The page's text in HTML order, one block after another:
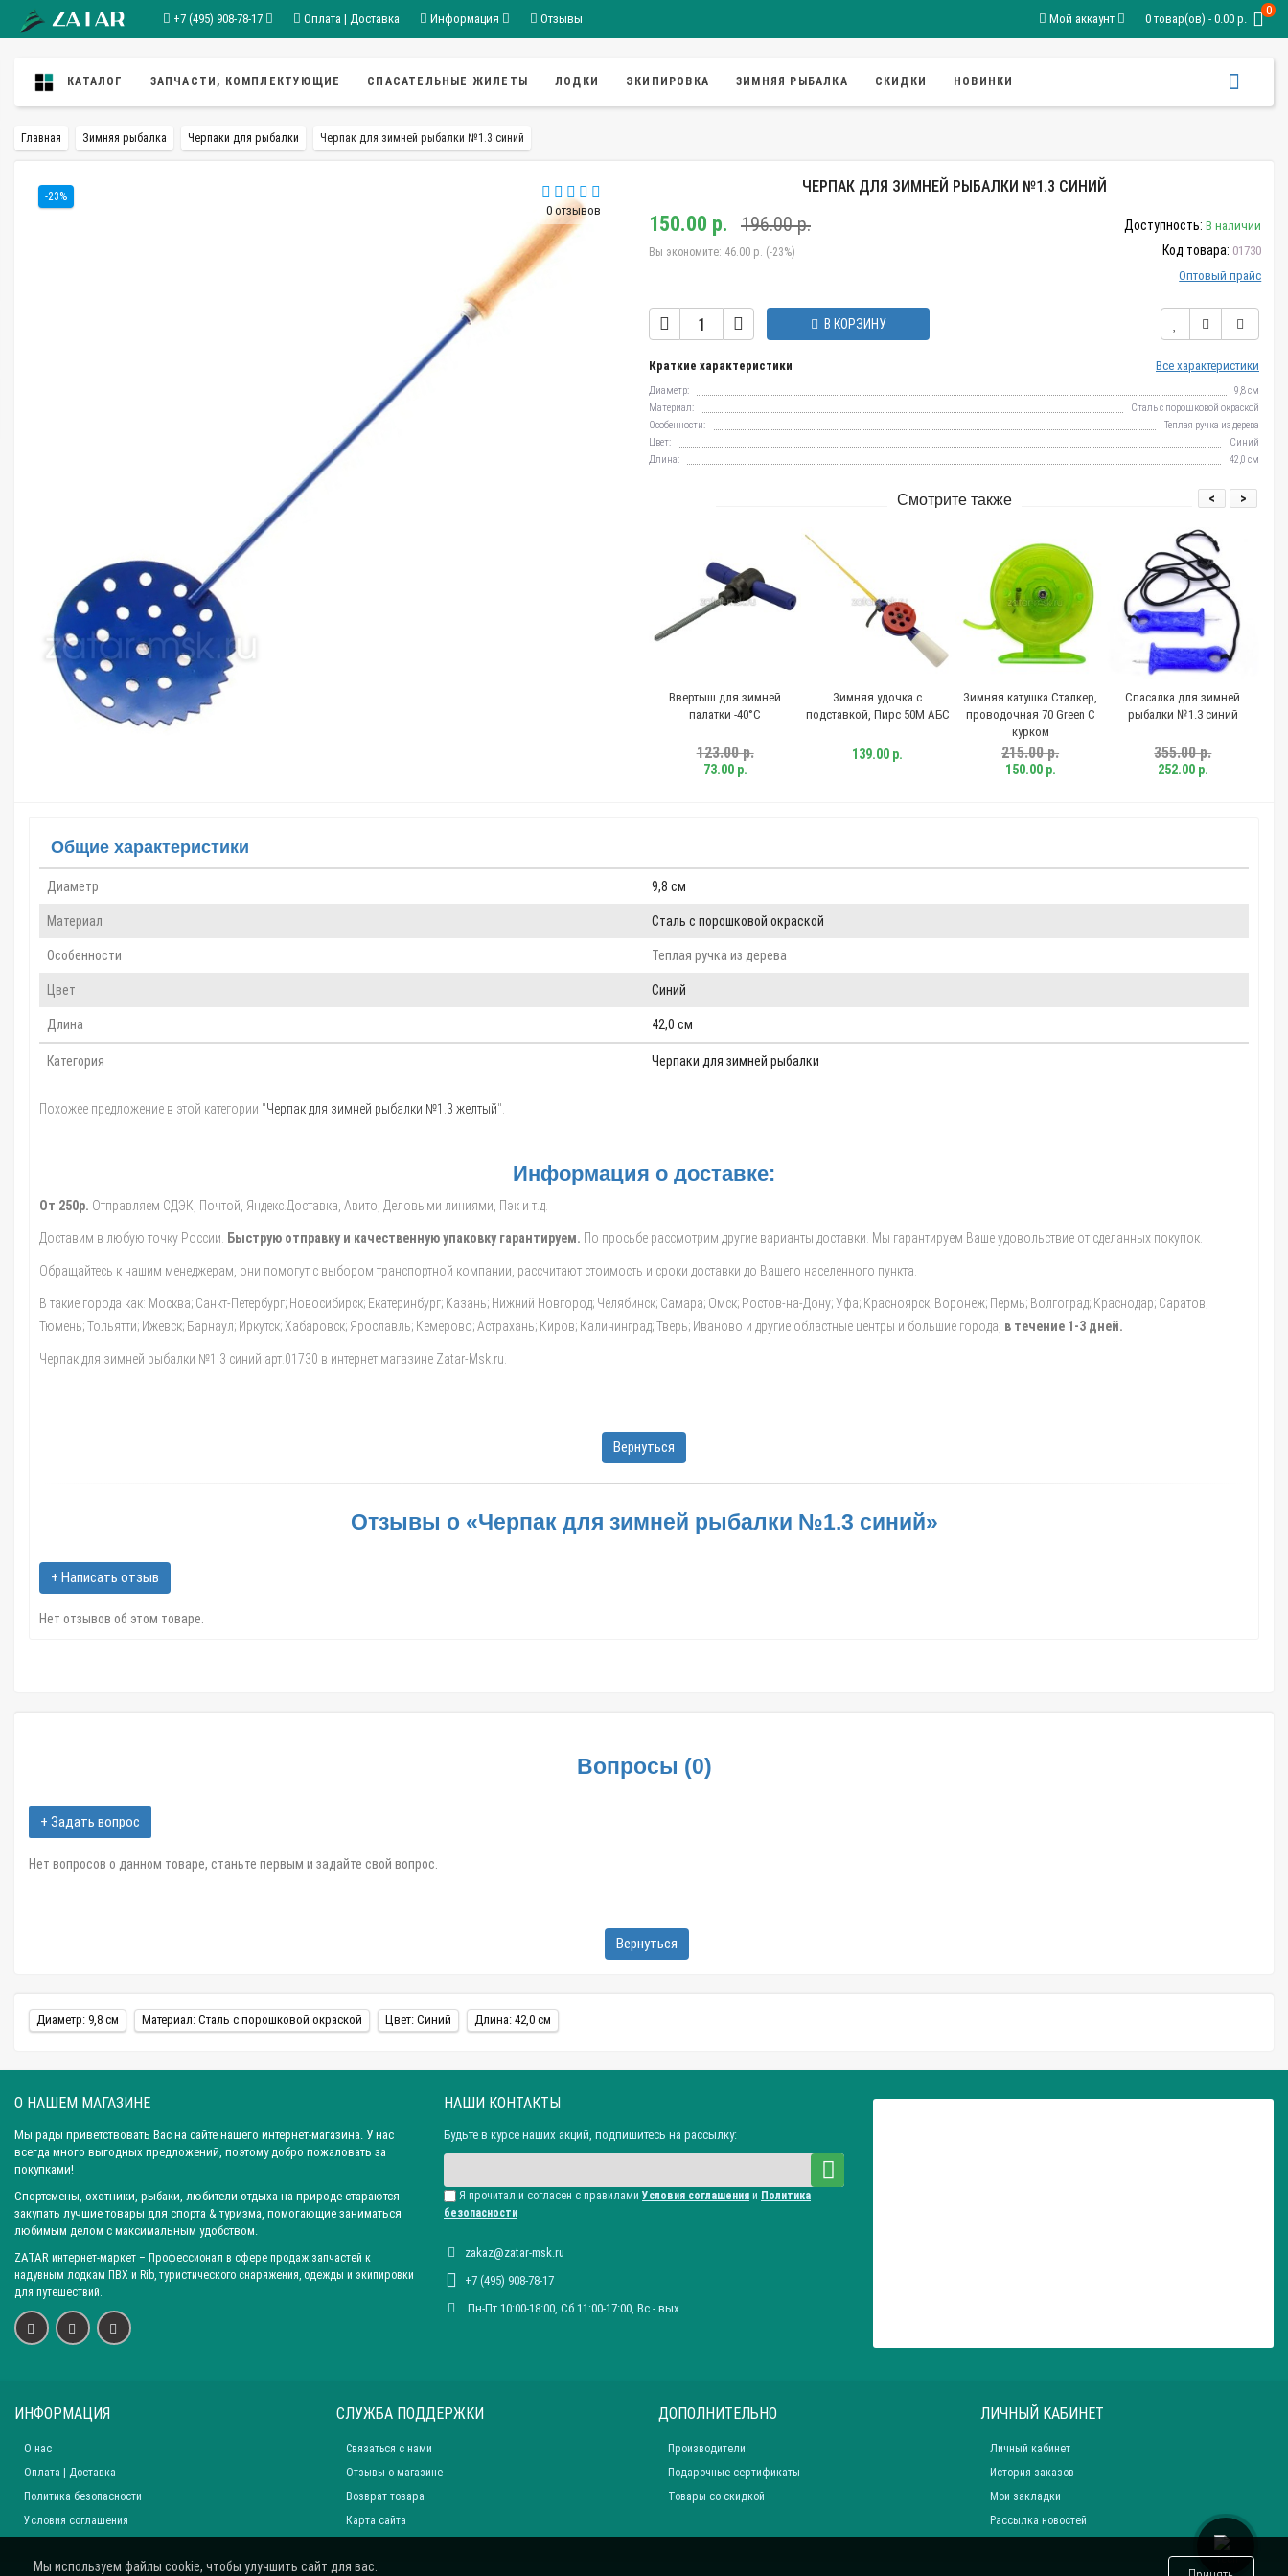
+7 (495) 908-78-17 Оплата | Доставка Информация Отзывы Мой аккаунт 0 товар(ов) - 0.00 р.
0
КАТАЛОГ ЗАПЧАСТИ, КОМПЛЕКТУЮЩИЕ СПАСАТЕЛЬНЫЕ ЖИЛЕТЫ ЛОДКИ ЭКИПИРОВКА ЗИМНЯЯ РЫБАЛКА СКИДКИ НОВИНКИ
Главная Зимняя рыбалка Черпаки для рыбалки Черпак для зимней рыбалки №1.3 синий
-23%
0 отзывов
ЧЕРПАК ДЛЯ ЗИМНЕЙ РЫБАЛКИ №1.3 СИНИЙ
150.00 р. 196.00 р.
Вы экономите: 46.00 р. (-23%)
Доступность: В наличии
Код товара: 01730
Оптовый прайс
В КОРЗИНУ
Краткие характеристики Все характеристики
Диаметр:
9,8 см
Материал:
Сталь с порошковой окраской
Особенности:
Теплая ручка из дерева
Цвет:
Синий
Длина:
42,0 см
Смотрите также
Ввертыш для зимней
Зимняя удочка с
подставкой, Пирс 50М АБС
139.00 р.
Зимняя катушка Сталкер,
проводочная 70 Green С
Спасалка для зимней
рыбалки №1.3 синий
355.00 р.
Черпак для зимней
рыбалки №1.3
196.00 р.
< >
Общие характеристики
Диаметр 9,8 см
Материал Сталь с порошковой окраской
Особенности Теплая ручка из дерева
Цвет Синий
Длина 42,0 см
Категория Черпаки для зимней рыбалки
Похожее предложение в этой категории "Черпак для зимней рыбалки №1.3 желтый".
Информация о доставке:
От 250р. Отправляем СДЭК, Почтой, Яндекс.Доставка, Авито, Деловыми линиями, Пэк и т.д.
Доставим в любую точку России. Быструю отправку и качественную упаковку гарантируем. По просьбе рассмотрим другие варианты доставки. Мы гарантируем Ваше удовольствие от сделанных покупок.
Обращайтесь к нашим менеджерам, они помогут с выбором транспортной компании, рассчитают стоимость и сроки доставки до Вашего населенного пункта.
В такие города как: Москва; Санкт-Петербург; Новосибирск; Екатеринбург; Казань; Нижний Новгород; Челябинск; Самара; Омск; Ростов-на-Дону; Уфа; Красноярск; Воронеж; Пермь; Волгоград; Краснодар; Саратов;
Тюмень; Тольятти; Ижевск; Барнаул; Иркутск; Хабаровск; Ярославль; Кемерово; Астрахань; Киров; Калининград; Тверь; Иваново и другие областные центры и большие города, в течение 1-3 дней.
Черпак для зимней рыбалки №1.3 синий арт.01730 в интернет магазине Zatar-Msk.ru.
Вернуться
Отзывы о «Черпак для зимней рыбалки №1.3 синий»
+ Написать отзыв
Нет отзывов об этом товаре.
Вопросы (0)
+ Задать вопрос
Нет вопросов о данном товаре, станьте первым и задайте свой вопрос.
Вернуться
Диаметр: 9,8 см Материал: Сталь с порошковой окраской Цвет: Синий Длина: 42,0 см
О НАШЕМ МАГАЗИНЕ
Мы рады приветствовать Вас на сайте нашего интернет-магазина. У нас
всегда много выгодных предложений, поэтому добро пожаловать за
покупками!
Спортсмены, охотники, рыбаки, любители отдыха на природе стараются
закупать лучшие товары для спорта & туризма, помогающие заниматься
любимым делом с максимальным удобством.
ZATAR интернет-маркет – Профессионал в сфере продаж запчастей к
надувным лодкам ПВХ и Rib, туристического снаряжения, одежды и экипировки
для путешествий.
НАШИ КОНТАКТЫ
Будьте в курсе наших акций, подпишитесь на рассылку:
Я прочитал и согласен с правилами Условия соглашения и Политика
безопасности
zakaz@zatar-msk.ru
+7 (495) 908-78-17
Пн-Пт 10:00-18:00, Сб 11:00-17:00, Вc - вых.
ИНФОРМАЦИЯ
О нас
Оплата | Доставка
Политика безопасности
Условия соглашения
СЛУЖБА ПОДДЕРЖКИ
Связаться с нами
Отзывы о магазине
Возврат товара
Карта сайта
ДОПОЛНИТЕЛЬНО
Производители
Подарочные сертификаты
Товары со скидкой
ЛИЧНЫЙ КАБИНЕТ
Личный кабинет
История заказов
Мои закладки
Рассылка новостей
Мы используем файлы cookie, чтобы улучшить сайт для вас.